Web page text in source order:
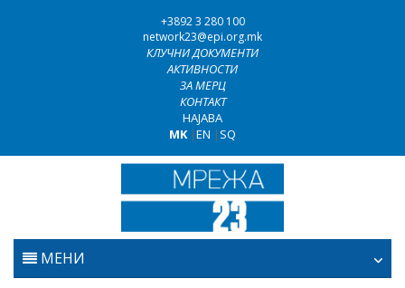
+3892 3 280 100
network23@epi.org.mk
КЛУЧНИ ДОКУМЕНТИ
АКТИВНОСТИ
ЗА МЕРЦ
КОНТАКТ
НАЈАВА
MK|EN | SQ
МЕНИ